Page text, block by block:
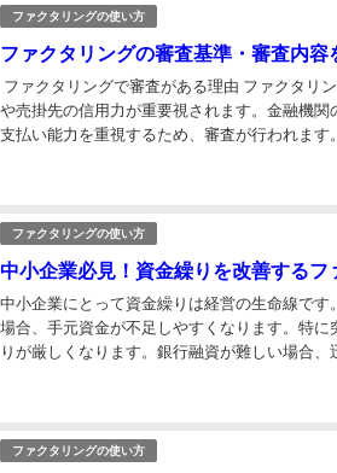
ファクタリングの使い方
ファクタリングの審査基準・審査内容
ファクタリングで審査がある理由 ファクタリ
や売掛先の信用力が重要視されます。金融機
支払い能力を重視するため、審査が行われます
ファクタリングの使い方
中小企業必見！資金繰りを改善するフ
中小企業にとって資金繰りは経営の生命線で
場合、手元資金が不足しやすくなります。特
りが厳しくなります。銀行融資が難しい場合
ファクタリングの使い方